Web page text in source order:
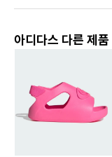
아디다스 다른 제품